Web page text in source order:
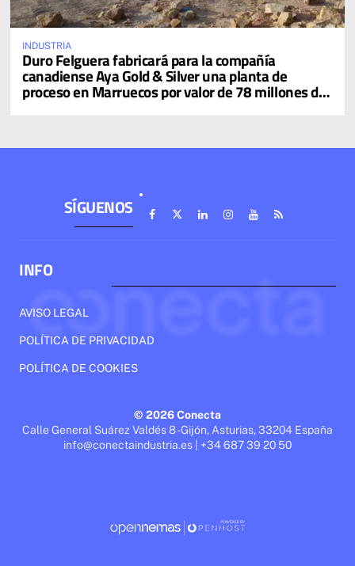
INDUSTRIA
Duro Felguera fabricará para la compañía
canadiense Aya Gold & Silver una planta de
proceso en Marruecos por valor de 78 millones de
dólares
SÍGUENOS
INFO
AVISO LEGAL
POLÍTICA DE PRIVACIDAD
POLÍTICA DE COOKIES
© 2026 Conecta
Calle General Suárez Valdés 8 - Gijón, Asturias, 33204 España
info@conectaindustria.es | +34 687 39 20 50